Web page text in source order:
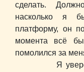
сделать.
насколько я
платформу, он
момента всё
помолился за
Я уверена,